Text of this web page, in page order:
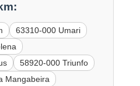
63310-000 Umari
58920-000 Triunfo
Mangabeira